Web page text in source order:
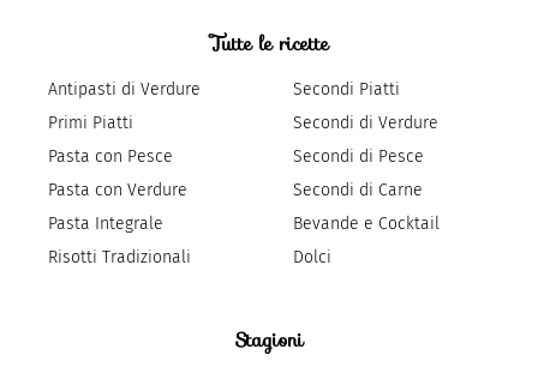
Tutte le ricette
Antipasti di Verdure
Primi Piatti
Pasta con Pesce
Pasta con Verdure
Pasta Integrale
Risotti Tradizionali
Secondi Piatti
Secondi di Verdure
Secondi di Pesce
Secondi di Carne
Bevande e Cocktail
Dolci
Stagioni